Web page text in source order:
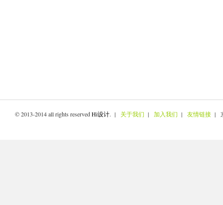
© 2013-2014 all rights reservedHi设计. | 关于我们 | 加入我们 | 友情链接 |